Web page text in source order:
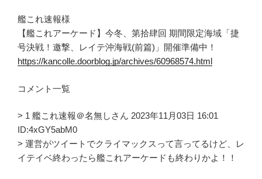
艦これ速報様
【艦これアーケード】今冬、第拾肆回 期間限定海域「捷
号決戦！邀撃、レイテ沖海戦(前篇)」開催準備中！
https://kancolle.doorblog.jp/archives/60968574.html
コメント一覧
> 1 艦これ速報＠名無しさん 2023年11月03日 16:01
ID:4xGY5abM0
> 運営がツイートでクライマックスって言ってるけど、レ
イテイベ終わったら艦これアーケードも終わりかよ！！